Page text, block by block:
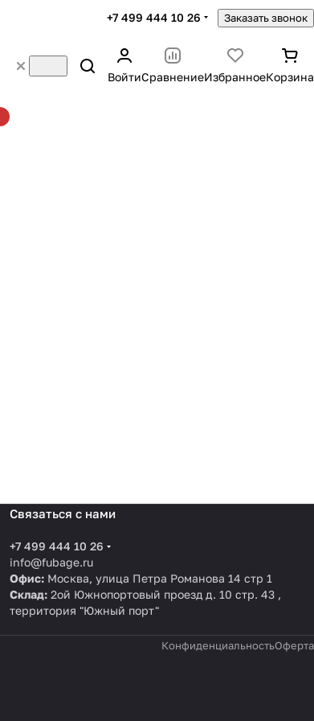
+7 499 444 10 26 Заказать звонок
ВойтиСравнениеИзбранноеКорзина
Связаться с нами
+7 499 444 10 26
info@fubage.ru
Офис:Москва, улица Петра Романова 14 стр 1
Склад:2ой Южнопортовый проезд д. 10 стр. 43 ,
территория "Южный порт"
КонфиденциальностьОферта